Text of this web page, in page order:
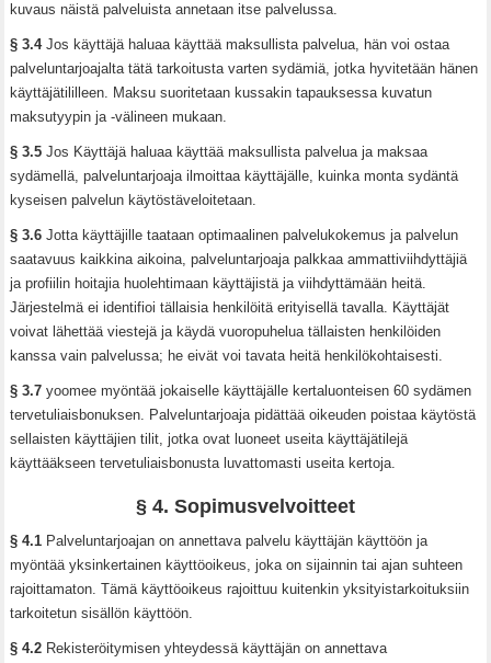
kuvaus näistä palveluista annetaan itse palvelussa.
§ 3.4Jos käyttäjä haluaa käyttää maksullista palvelua, hän voi ostaa
palveluntarjoajalta tätä tarkoitusta varten sydämiä, jotka hyvitetään hänen
käyttäjätililleen. Maksu suoritetaan kussakin tapauksessa kuvatun
maksutyypin ja -välineen mukaan.
§ 3.5 Jos Käyttäjä haluaa käyttää maksullista palvelua ja maksaa
sydämellä, palveluntarjoaja ilmoittaa käyttäjälle, kuinka monta sydäntä
kyseisen palvelun käytöstäveloitetaan.
§ 3.6 Jotta käyttäjille taataan optimaalinen palvelukokemus ja palvelun
saatavuus kaikkina aikoina, palveluntarjoaja palkkaa ammattiviihdyttäjiä
ja profiilin hoitajia huolehtimaan käyttäjistä ja viihdyttämään heitä.
Järjestelmä ei identifioi tällaisia henkilöitä erityisellä tavalla. Käyttäjät
voivat lähettää viestejä ja käydä vuoropuhelua tällaisten henkilöiden
kanssa vain palvelussa; he eivät voi tavata heitä henkilökohtaisesti.
§ 3.7 yoomee myöntää jokaiselle käyttäjälle kertaluonteisen 60 sydämen
tervetuliaisbonuksen. Palveluntarjoaja pidättää oikeuden poistaa käytöstä
sellaisten käyttäjien tilit, jotka ovat luoneet useita käyttäjätilejä
käyttääkseen tervetuliaisbonusta luvattomasti useita kertoja.
§ 4. Sopimusvelvoitteet
§ 4.1 Palveluntarjoajan on annettava palvelu käyttäjän käyttöön ja
myöntää yksinkertainen käyttöoikeus, joka on sijainnin tai ajan suhteen
rajoittamaton. Tämä käyttöoikeus rajoittuu kuitenkin yksityistarkoituksiin
tarkoitetun sisällön käyttöön.
§ 4.2 Rekisteröitymisen yhteydessä käyttäjän on annettava